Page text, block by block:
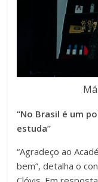
“No Brasil é um
estuda”
“Agradeço ao
bem”, detalha o